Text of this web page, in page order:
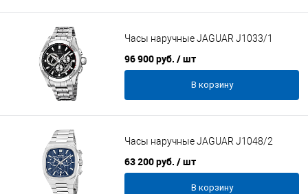
Часы наручные JAGUAR J1033/1
96 900 руб. / шт
В корзину
Часы наручные JAGUAR J1048/2
63 200 руб. / шт
В корзину